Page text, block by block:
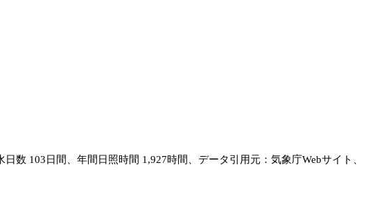
103日間、年間日照時間 1,927時間、データ引用元：気象庁Webサイト、